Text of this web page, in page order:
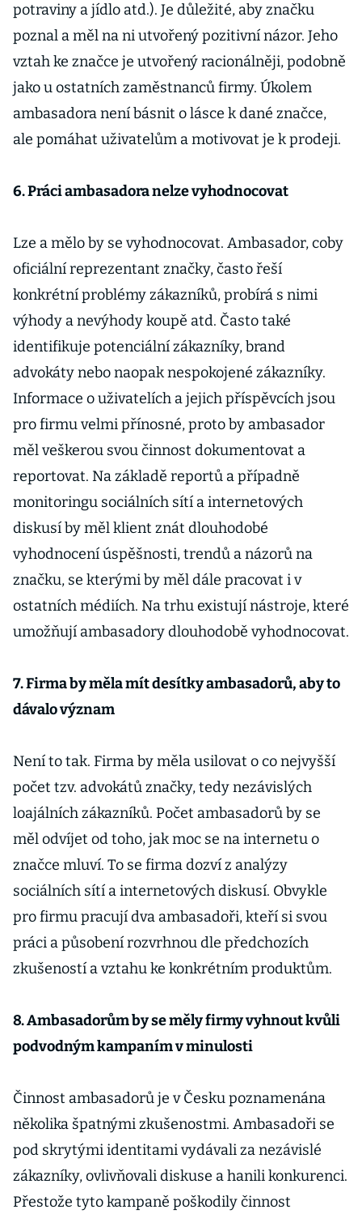
potraviny a jídlo atd.). Je důležité, aby značku
poznal a měl na ni utvořený pozitivní názor. Jeho
vztah ke značce je utvořený racionálněji, podobně
jako u ostatních zaměstnanců firmy. Úkolem
ambasadora není básnit o lásce k dané značce,
ale pomáhat uživatelům a motivovat je k prodeji.
6. Práci ambasadora nelze vyhodnocovat
Lze a mělo by se vyhodnocovat. Ambasador, coby
oficiální reprezentant značky, často řeší
konkrétní problémy zákazníků, probírá s nimi
výhody a nevýhody koupě atd. Často také
identifikuje potenciální zákazníky, brand
advokáty nebo naopak nespokojené zákazníky.
Informace o uživatelích a jejich příspěvcích jsou
pro firmu velmi přínosné, proto by ambasador
měl veškerou svou činnost dokumentovat a
reportovat. Na základě reportů a případně
monitoringu sociálních sítí a internetových
diskusí by měl klient znát dlouhodobé
vyhodnocení úspěšnosti, trendů a názorů na
značku, se kterými by měl dále pracovat i v
ostatních médiích. Na trhu existují nástroje, které
umožňují ambasadory dlouhodobě vyhodnocovat.
7. Firma by měla mít desítky ambasadorů, aby to
dávalo význam
Není to tak. Firma by měla usilovat o co nejvyšší
počet tzv. advokátů značky, tedy nezávislých
loajálních zákazníků. Počet ambasadorů by se
měl odvíjet od toho, jak moc se na internetu o
značce mluví. To se firma dozví z analýzy
sociálních sítí a internetových diskusí. Obvykle
pro firmu pracují dva ambasadoři, kteří si svou
práci a působení rozvrhnou dle předchozích
zkušeností a vztahu ke konkrétním produktům.
8. Ambasadorům by se měly firmy vyhnout kvůli
podvodným kampaním v minulosti
Činnost ambasadorů je v Česku poznamenána
několika špatnými zkušenostmi. Ambasadoři se
pod skrytými identitami vydávali za nezávislé
zákazníky, ovlivňovali diskuse a hanili konkurenci.
Přestože tyto kampaně poškodily činnost